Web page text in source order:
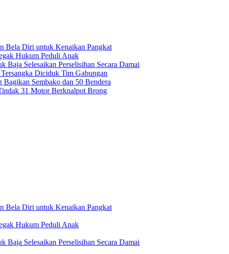
Bela Diri untuk Kenaikan Pangkat
Hukum Peduli Anak
Baja Selesaikan Perselisihan Secara Damai
Diciduk Tim Gabungan
Sembako dan 50 Bendera
31 Motor Berknalpot Brong
Bela Diri untuk Kenaikan Pangkat
Hukum Peduli Anak
Baja Selesaikan Perselisihan Secara Damai